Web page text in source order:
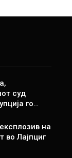
суд
го…
на
во Лајпциг